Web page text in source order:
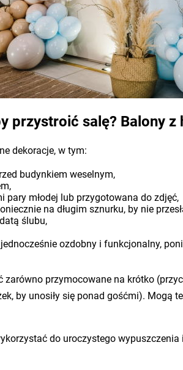
przystroić salę? Balony z
dekoracje, w tym:
budynkiem weselnym,
pary młodej lub przygotowana do zdjęć,
na długim sznurku, by nie
ślubu,
ozdobny i funkcjonalny,
przymocowane na krótko
by unosiły się ponad gośćmi).
do uroczystego